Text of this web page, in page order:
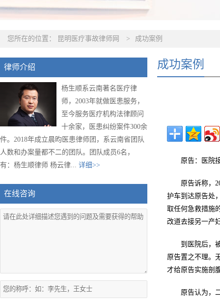
您所在的位置： 昆明医疗事故律师网 > 成功案例
律师介绍
杨生顺系云南著名医疗律
师，2003年就做医患服务，
至今服务医疗机构法律顾问
十余家，医患纠纷案件300余
件。2018年成立晨昀医患律师团，系云南省团队
人数和办案量都不二的团队。团队成员6名，
有：杨生顺律师 杨云律... 详细>>
在线咨询
成功案例
原告：医院
原告诉称，
护车到达原告处
取任何急救措施
改道去接另一产
到医院后，
原告置之不理。
才给原告实施剖
原告认为，